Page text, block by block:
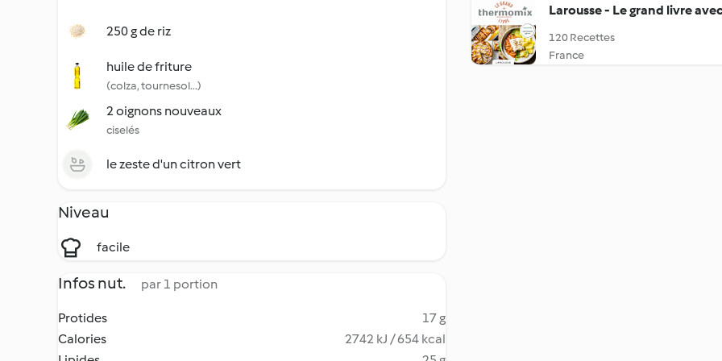
250 g de riz
huile de friture
(colza, tournesol...)
2 oignons nouveaux
ciselés
le zeste d'un citron vert
Niveau
facile
Infos nut. par 1 portion
Protides
17 g
Calories
2742 kJ / 654 kcal
Larousse - Le grand livre
120 Recettes
France